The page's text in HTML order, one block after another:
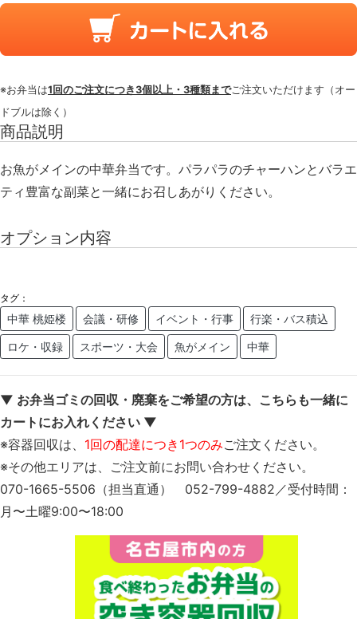
※お弁当は1回のご注文につき3個以上・3種類までご注文いただけます（オー
ドブルは除く）
商品説明
お魚がメインの中華弁当です。パラパラのチャーハンとバラエ
ティ豊富な副菜と一緒にお召しあがりください。
オプション内容
タグ：
中華 桃姫楼 会議・研修 イベント・行事 行楽・バス積込
ロケ・収録 スポーツ・大会 魚がメイン 中華
▼ お弁当ゴミの回収・廃棄をご希望の方は、こちらも一緒に
カートにお入れください ▼
※容器回収は、 1回の配達につき1つのみご注文ください。
※その他エリアは、ご注文前にお問い合わせください。
070-1665-5506（担当直通） 052-799-4882／受付時間：
月〜土曜9:00〜18:00